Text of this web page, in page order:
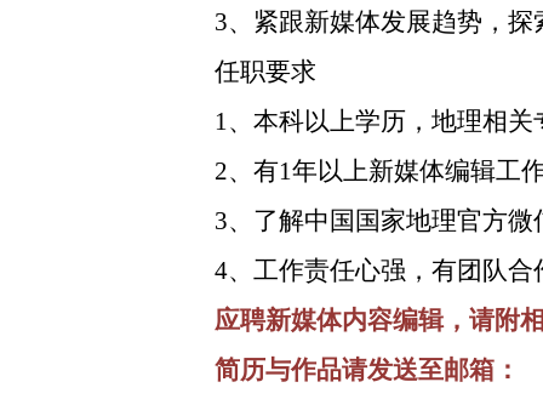
3、紧跟新媒体发展趋势，
任职要求
1、本科以上学历，地理相关
2、有1年以上新媒体编辑工
3、了解中国国家地理官方
4、工作责任心强，有团队
应聘新媒体内容编辑，请附
简历与作品请发送至邮箱：